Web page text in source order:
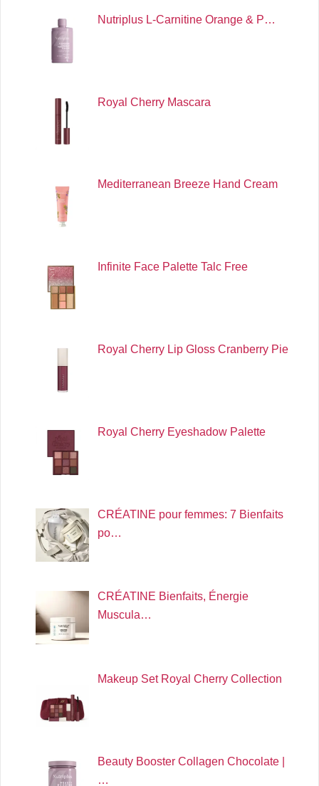
Nutriplus L-Carnitine Orange & P…
Royal Cherry Mascara
Mediterranean Breeze Hand Cream
Infinite Face Palette Talc Free
Royal Cherry Lip Gloss Cranberry Pie
Royal Cherry Eyeshadow Palette
CRÉATINE pour femmes: 7 Bienfaits
po…
CRÉATINE Bienfaits, Énergie
Muscula…
Makeup Set Royal Cherry Collection
Beauty Booster Collagen Chocolate |
…